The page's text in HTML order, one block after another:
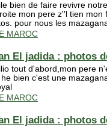
bien de faire revivre
mon pere z''l tien
pour nous les
MAROC
El jadida : photos
tout d'abord,mon pere
bien c'est une
MAROC
El jadida : photos